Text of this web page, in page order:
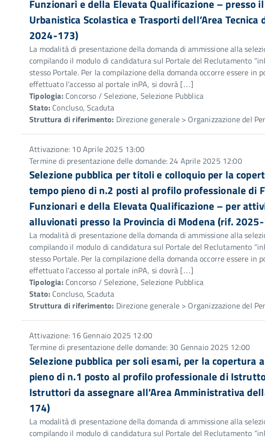
Funzionari e della Elevata Qualificazione – presso
Urbanistica Scolastica e Trasporti dell’Area
2024-173)
La modalità di presentazione della domanda di ammissione alla
compilando il modulo di candidatura sul Portale del Reclutamento
stesso Portale. Per la compilazione della domanda occorre essere in
effettuato l’accesso al portale inPA, si dovrà […]
Tipologia:Concorso / Selezione, Selezione Pubblica
Stato: Concluso, Scaduta
Struttura di riferimento: Direzione generale > Organizzazione del
Attivazione: 10 Aprile 2025 13:00
Termine di presentazione delle domande: 24 Aprile 2025 12:00
Selezione pubblica per titoli e colloquio per la
tempo pieno di n.2 posti al profilo professionale di
Funzionari e della Elevata Qualificazione – per
alluvionati presso la Provincia di Modena (rif.
La modalità di presentazione della domanda di ammissione alla
compilando il modulo di candidatura sul Portale del Reclutamento
stesso Portale. Per la compilazione della domanda occorre essere in
effettuato l’accesso al portale inPA, si dovrà […]
Tipologia:Concorso / Selezione, Selezione Pubblica
Stato: Concluso, Scaduta
Struttura di riferimento: Direzione generale > Organizzazione del
Attivazione: 16 Gennaio 2025 12:00
Termine di presentazione delle domande: 30 Gennaio 2025 12:00
Selezione pubblica per soli esami, per la copertura
pieno di n.1 posto al profilo professionale di
Istruttori da assegnare all’Area Amministrativa
174)
La modalità di presentazione della domanda di ammissione alla
compilando il modulo di candidatura sul Portale del Reclutamento